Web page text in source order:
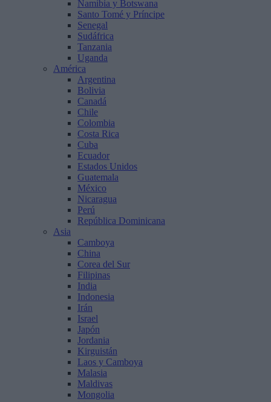
Namibia y Botswana
Santo Tomé y Príncipe
Senegal
Sudáfrica
Tanzania
Uganda
América
Argentina
Bolivia
Canadá
Chile
Colombia
Costa Rica
Cuba
Ecuador
Estados Unidos
Guatemala
México
Nicaragua
Perú
República Dominicana
Asia
Camboya
China
Corea del Sur
Filipinas
India
Indonesia
Irán
Israel
Japón
Jordania
Kirguistán
Laos y Camboya
Malasia
Maldivas
Mongolia